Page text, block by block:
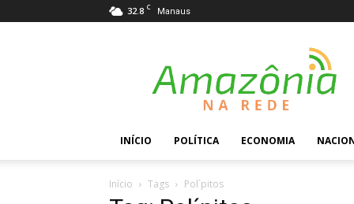
32.8 C Manaus
Rede
INÍCIO POLÍTICA ECONOMIA
Início Tags Pol´pitos